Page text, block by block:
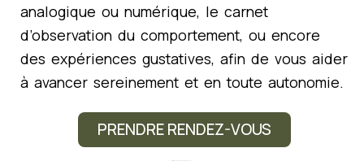
analogique ou numérique, le carnet
d’observation du comportement, ou encore
des expériences gustatives, afin de vous aider
à avancer sereinement et en toute autonomie.
PRENDRE RENDEZ-VOUS